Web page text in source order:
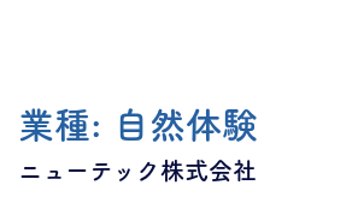
業種: 自然体験
ニューテック株式会社